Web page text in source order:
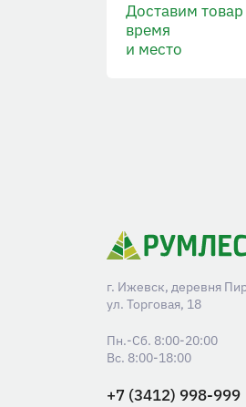
Доставим
время
и место
г. Ижевск, деревня
ул. Торговая, 18
+7 (3412) 998-999
Пн.-Сб. 8:00-20:00
Вс. 8:00-18:00